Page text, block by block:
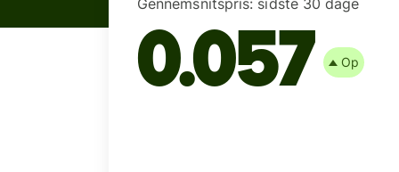
Gennemsnitspris: sidste 30 dage
0.057 Op